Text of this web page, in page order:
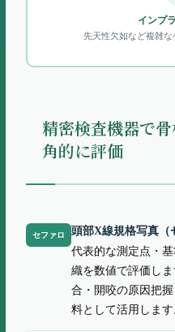
インプ
先天性欠如など複雑
精密検査機器で
角的に評価
セファロ 頭部X線規格写真（
代表的な測定点・
織を数値で評価し
合・開咬の原因把
料として活用します